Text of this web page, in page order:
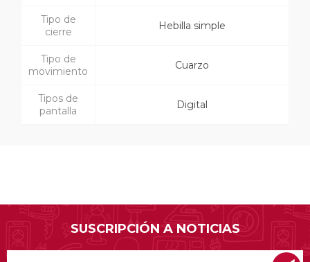
Tipo de
cierre
Hebilla simple
Tipo de
movimiento
Cuarzo
Tipos de
pantalla
Digital
SUSCRIPCIÓN A NOTICIAS